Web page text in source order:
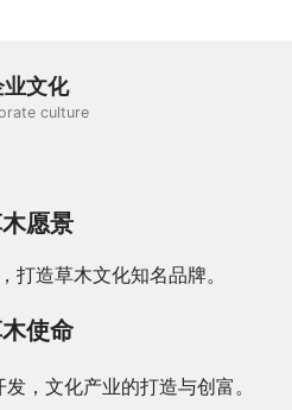
业文化
culture
愿景
打造草木文化知名品牌。
使命
，文化产业的打造与创富。